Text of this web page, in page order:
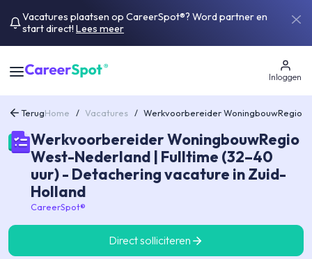
Vacatures plaatsen op CareerSpot®? Word partner en
start direct! Lees meer
Inloggen
TerugHome / Vacatures / Werkvoorbereider WoningbouwRegio
Werkvoorbereider WoningbouwRegio
West-Nederland | Fulltime (32–40
uur) - Detachering vacature in Zuid-
Holland
CareerSpot®
Direct solliciteren